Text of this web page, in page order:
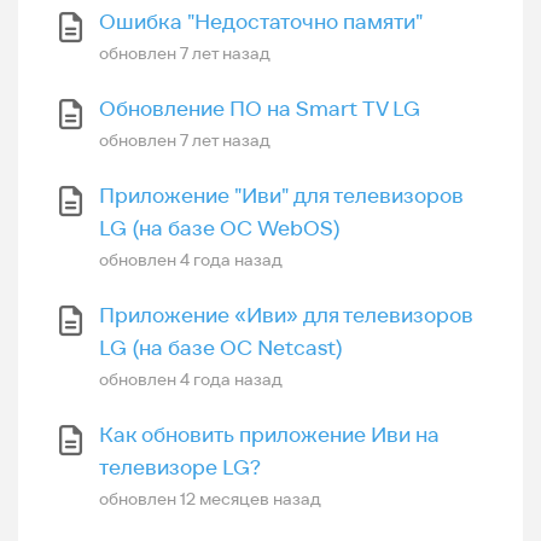
Ошибка "Недостаточно памяти"
обновлен7 лет назад
Обновление ПО на Smart TV LG
обновлен7 лет назад
Приложение "Иви" для телевизоров
LG (на базе ОС WebOS)
обновлен4 года назад
Приложение «Иви» для телевизоров
LG (на базе ОС Netcast)
обновлен4 года назад
Как обновить приложение Иви на
телевизоре LG?
обновлен12 месяцев назад